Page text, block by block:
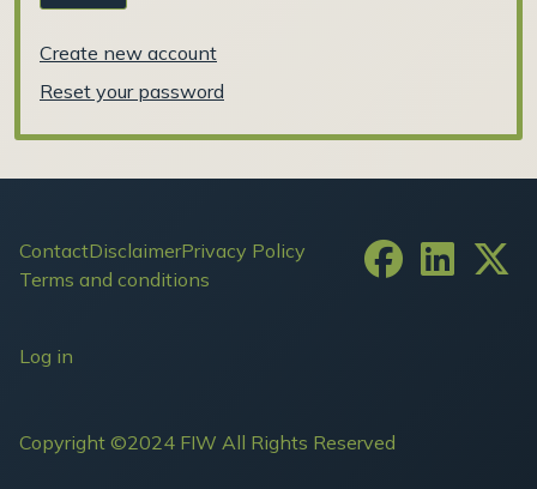
Create new account
Reset your password
Footer
ContactDisclaimerPrivacy Policy
Terms and conditions
User account menu
Log in
Copyright ©2024 FIW All Rights Reserved